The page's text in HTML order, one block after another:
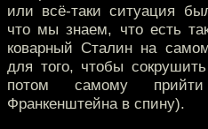
или всё-таки ситуация
что мы знаем, что есть
коварный Сталин на
для того, чтобы
потом самому
Франкенштейна в спину).